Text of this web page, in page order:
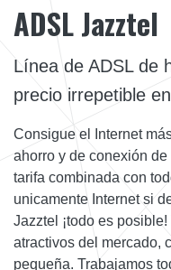
ADSL Jazztel
Línea de ADSL de
precio irrepetible
Consigue el Internet
ahorro y de conexión
tarifa combinada con
unicamente Internet si
Jazztel ¡todo es
atractivos del mercado,
pequeña. Trabajamos